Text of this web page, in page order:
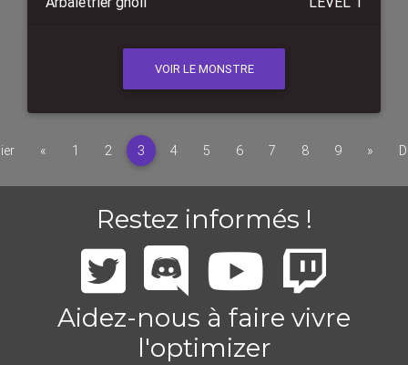
VOIR LE MONSTRE
«Précédent
1 2 3 4 5 6 7 8 9 »
Restez informés !
Aidez-nous à faire vivre
l'optimizer